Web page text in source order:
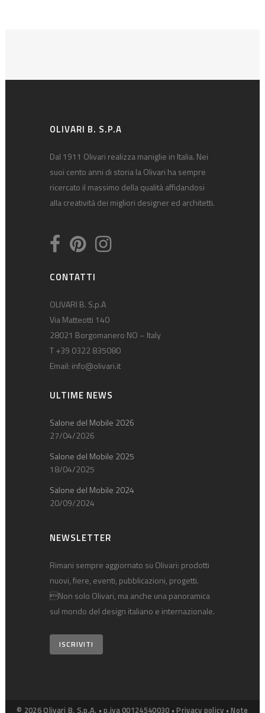
OLIVARI B. S.P.A
Dal 1911 Olivari realizza maniglie in Italia. Nei
suoi cento anni di storia la Olivari ha sempre
ricercato il massimo della qualità affidandosi
alla creatività dei migliori designer ed architetti.
CONTATTI
OLIVARI B. S.p.A
Via Matteotti 140
28021 Borgomanero NO – Italy
T +39 0322 835080
Email: info@olivari.it
ULTIME NEWS
Salone del Mobile 2026
27/04/2026
Salone del Mobile 2025
18/04/2025
Salone del Mobile 2024
20/09/2024
NEWSLETTER
Rimani sempre aggiornato su Olivari: prodotti
nuovi, fiere, eventi, pubblicazioni, progetti.
Non solo Olivari, ma anche una panoramica
sul mondo del design italiano e internazionale.
ISCRIVITI
© 2026 Olivari B. S.p.A. • p.iva 00124540030 •Privacy policy •Note